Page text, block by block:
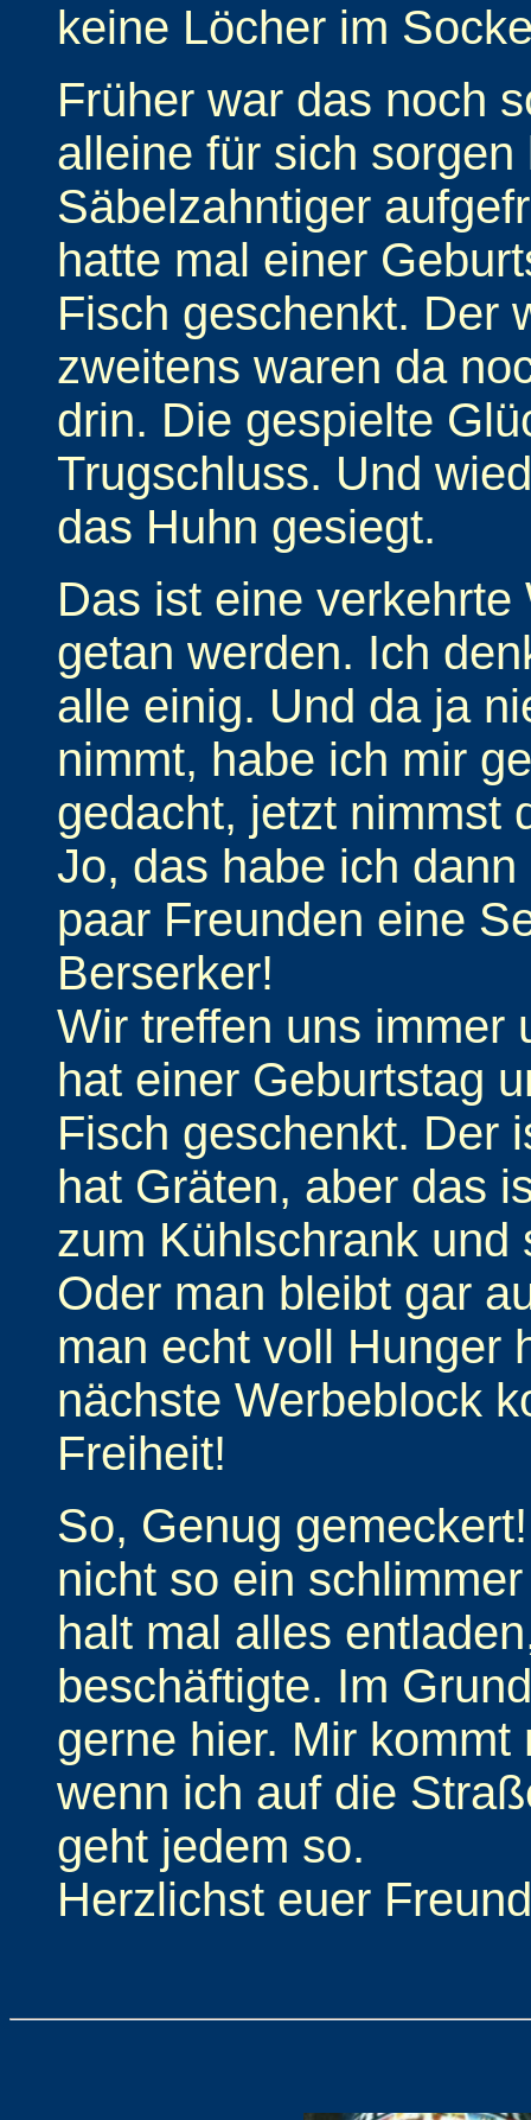
keine Löcher im
Früher war das noch
alleine für sich sorgen
Säbelzahntiger
hatte mal einer
Fisch geschenkt. Der
zweitens waren da
drin. Die gespielte
Trugschluss. Und
das Huhn gesiegt.
Das ist eine
getan werden. Ich
alle einig. Und da ja
nimmt, habe ich mir
gedacht, jetzt nimmst
Jo, das habe ich
paar Freunden eine
Berserker!
Wir treffen uns immer
hat einer Geburtstag
Fisch geschenkt. Der
hat Gräten, aber das
zum Kühlschrank und
Oder man bleibt gar
man echt voll Hunger
nächste Werbeblock
Freiheit!
So, Genug
nicht so ein
halt mal alles
beschäftigte. Im
gerne hier. Mir
wenn ich auf die
geht jedem so.
Herzlichst euer